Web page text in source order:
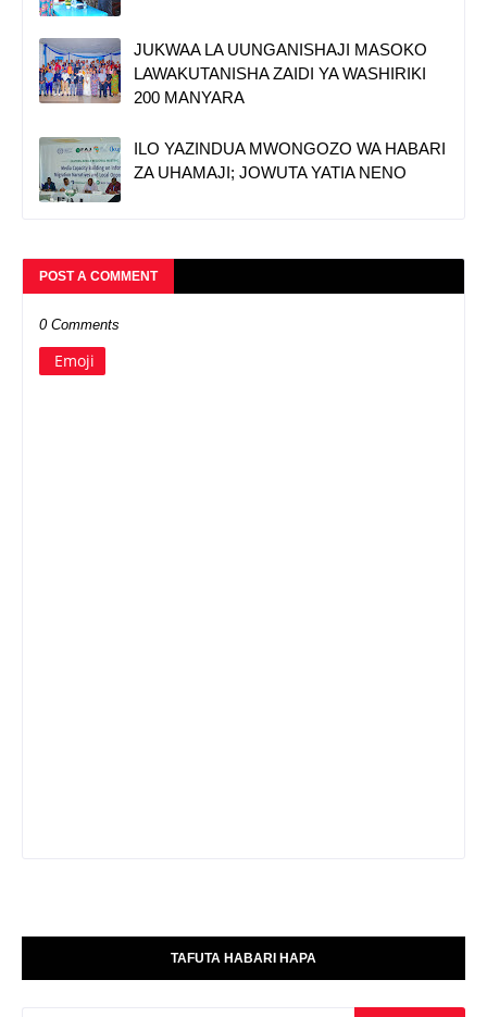
JUKWAA LA UUNGANISHAJI MASOKO
LAWAKUTANISHA ZAIDI YA WASHIRIKI
200 MANYARA
ILO YAZINDUA MWONGOZO WA HABARI
ZA UHAMAJI; JOWUTA YATIA NENO
POST A COMMENT
0 Comments
Emoji
TAFUTA HABARI HAPA